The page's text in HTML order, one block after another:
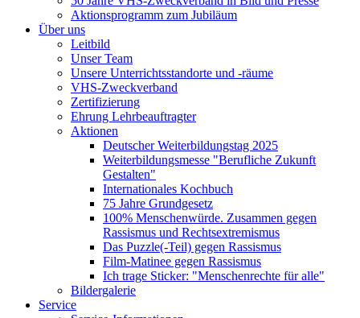
Aktionsprogramm zum Jubiläum
Über uns
Leitbild
Unser Team
Unsere Unterrichtsstandorte und -räume
VHS-Zweckverband
Zertifizierung
Ehrung Lehrbeauftragter
Aktionen
Deutscher Weiterbildungstag 2025
Weiterbildungsmesse "Berufliche Zukunft
Gestalten"
Internationales Kochbuch
75 Jahre Grundgesetz
100% Menschenwürde. Zusammen gegen
Rassismus und Rechtsextremismus
Das Puzzle(-Teil) gegen Rassismus
Film-Matinee gegen Rassismus
Ich trage Sticker: "Menschenrechte für alle"
Bildergalerie
Service